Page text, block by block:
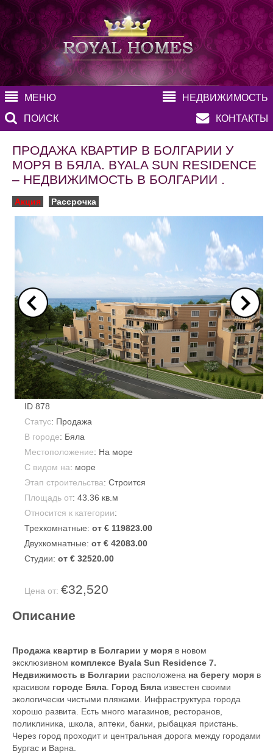
МЕНЮ
НЕДВИЖИМОСТЬ
ПОИСК
КОНТАКТЫ
ПРОДАЖА КВАРТИР В БОЛГАРИИ У
МОРЯ В БЯЛА. BYALA SUN RESIDENCE
– НЕДВИЖИМОСТЬ В БОЛГАРИИ .
Акция Рассрочка
ID 878
Статус: Продажа
В городе: Бяла
Местоположение: На море
С видом на: море
Этап строительства: Строится
Площадь от: 43.36 кв.м
Относится к категории:
Трехкомнатные: от € 119823.00
Двухкомнатные: от € 42083.00
Студии: от € 32520.00
Цена от: €32,520
Описание
Продажа квартир в Болгарии у моря в новом
эксклюзивном комплексе Byala Sun Residence 7.
Недвижимость в Болгарии расположена на берегу моря в
красивом городе Бяла. Город Бяла известен своими
экологически чистыми пляжами. Инфраструктура города
хорошо развита. Есть много магазинов, ресторанов,
поликлиника, школа, аптеки, банки, рыбацкая пристань.
Через город проходит и центральная дорога между городами
Бургас и Варна.